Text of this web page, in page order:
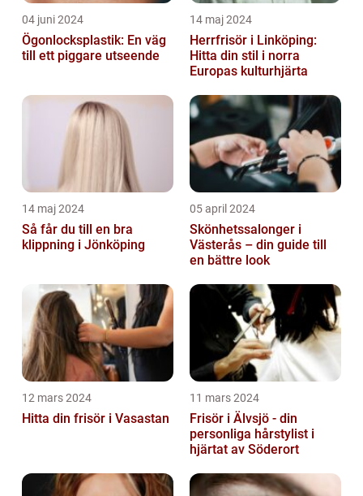
04 juni 2024
Ögonlocksplastik: En väg
till ett piggare utseende
14 maj 2024
Herrfrisör i Linköping:
Hitta din stil i norra
Europas kulturhjärta
14 maj 2024
Så får du till en bra
klippning i Jönköping
05 april 2024
Skönhetssalonger i
Västerås – din guide till
en bättre look
12 mars 2024
Hitta din frisör i Vasastan
11 mars 2024
Frisör i Älvsjö - din
personliga hårstylist i
hjärtat av Söderort